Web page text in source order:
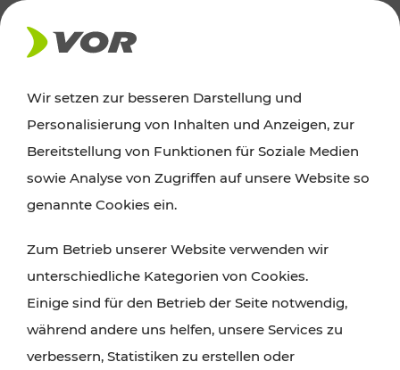
AKTUELLES
Ausflugstipps
Wien, Niederösterreich und das Burgenland
Wanderungen, Kultur und Gastronomie,
Radtouren oder purer Naturgenuss – viele
Attraktionen sind mit den Ticket- und Fahrplan-
Angeboten des VOR gut und schnell erreichbar.
Wir setzen zur besseren Darstellung und
Personalisierung von Inhalten und Anzeigen, zur
Bereitstellung von Funktionen für Soziale Medien
sowie Analyse von Zugriffen auf unsere Website so
genannte Cookies ein.
Zum Betrieb unserer Website verwenden wir
unterschiedliche Kategorien von Cookies.
Einige sind für den Betrieb der Seite notwendig,
während andere uns helfen, unsere Services zu
verbessern, Statistiken zu erstellen oder